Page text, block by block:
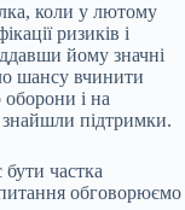
коли у лютому
ризиків і
йому значні
шансу вчинити
і на
підтримки.
частка
питання обговорюємо